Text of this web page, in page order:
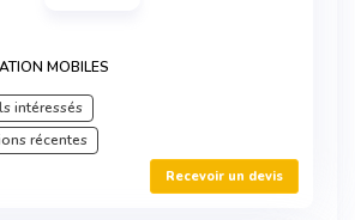
MOBILES
intéressés
récentes
Recevoir un devis